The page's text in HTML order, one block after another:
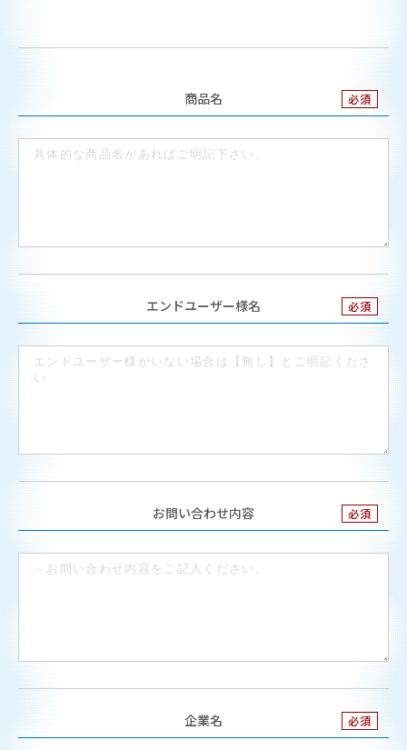
商品名
エンドユーザー様名
お問い合わせ内容
企業名